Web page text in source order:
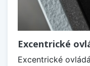
Excentrické
Excentrické